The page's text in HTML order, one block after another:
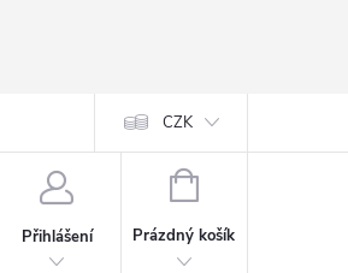
CZK
Přihlášení
NÁKUPNÍ
Prázdný košík